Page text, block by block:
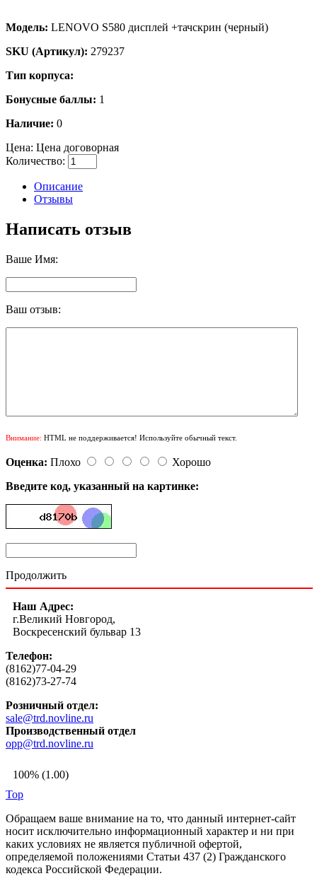
Модель: LENOVO S580 дисплей +тачскрин (черный)
SKU (Артикул): 279237
Тип корпуса:
Бонусные баллы: 1
Наличие: 0
Цена: Цена договорная
Количество:
Описание
Отзывы
Написать отзыв
Ваше Имя:
Ваш отзыв:
Внимание: HTML не поддерживается! Используйте обычный текст.
Оценка: Плохо
Хорошо
Введите код, указанный на картинке:
Продолжить
Наш Адрес:
г.Великий Новгород,
Воскресенский бульвар 13
Телефон:
(8162)77-04-29
(8162)73-27-74
Розничный отдел:
sale@trd.novline.ru
Производственный отдел
opp@trd.novline.ru
100% (1.00)
Top
Обращаем ваше внимание на то, что данный интернет-сайт
носит исключительно информационный характер и ни при
каких условиях не является публичной офертой,
определяемой положениями Статьи 437 (2) Гражданского
кодекса Российской Федерации.